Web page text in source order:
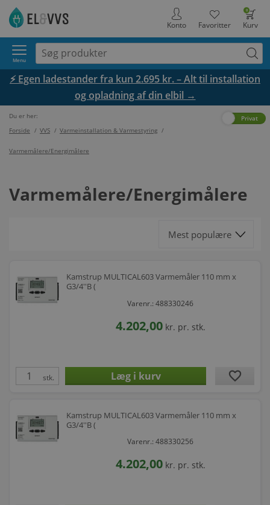
0
Kurv
Favoritter
Konto
Menu
⚡ Egen ladestander fra kun 2.695 kr. – Alt til installation
og opladning af din elbil →
Du er her:
Forside / VVS / Varmeinstallation & Varmestyring /
Varmemålere/Energimålere
Privat
Varmemålere/Energimålere
Kamstrup MULTICAL603 Varmemåler 110 mm x
G3/4''B (
Varenr.: 488330246
4.202,00 kr. pr. stk.
stk. favorite
Kamstrup MULTICAL603 Varmemåler 110 mm x
G3/4''B (
Varenr.: 488330256
4.202,00 kr. pr. stk.